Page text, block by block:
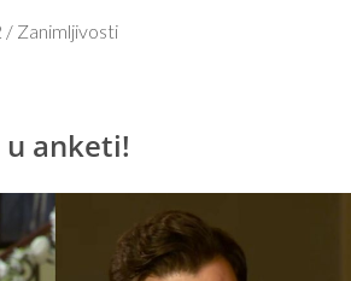
/ Zanimljivosti
anketi!